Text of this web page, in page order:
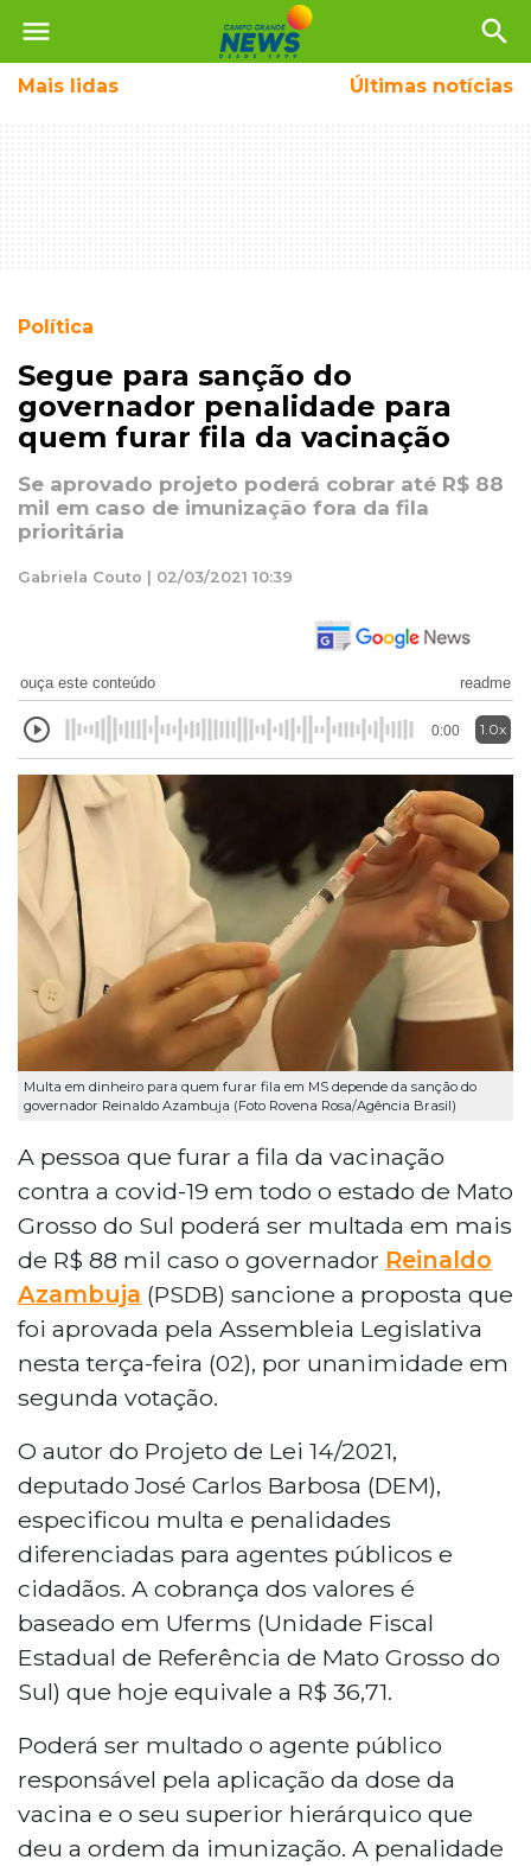
menu search
Mais lidas Últimas notícias
Política
Segue para sanção do
governador penalidade para
quem furar fila da vacinação
Se aprovado projeto poderá cobrar até R$ 88
mil em caso de imunização fora da fila
prioritária
Gabriela Couto | 02/03/2021 10:39
ouça este conteúdo readme
0:00 1.0x
Multa em dinheiro para quem furar fila em MS depende da sanção do
governador Reinaldo Azambuja (Foto Rovena Rosa/Agência Brasil)
A pessoa que furar a fila da vacinação
contra a covid-19 em todo o estado de Mato
Grosso do Sul poderá ser multada em mais
de R$ 88 mil caso o governador Reinaldo
Azambuja (PSDB) sancione a proposta que
foi aprovada pela Assembleia Legislativa
nesta terça-feira (02), por unanimidade em
segunda votação.
O autor do Projeto de Lei 14/2021,
deputado José Carlos Barbosa (DEM),
especificou multa e penalidades
diferenciadas para agentes públicos e
cidadãos. A cobrança dos valores é
baseado em Uferms (Unidade Fiscal
Estadual de Referência de Mato Grosso do
Sul) que hoje equivale a R$ 36,71.
Poderá ser multado o agente público
responsável pela aplicação da dose da
vacina e o seu superior hierárquico que
deu a ordem da imunização. A penalidade